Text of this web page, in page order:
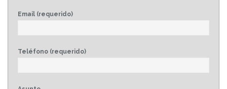
Email (requerido)
Teléfono (requerido)